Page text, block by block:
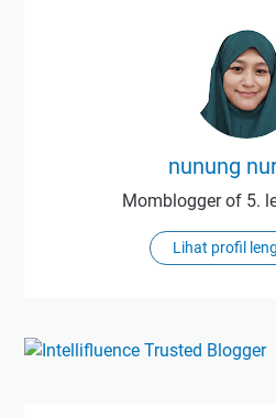
nunung
Momblogger of 5.
Lihat profil